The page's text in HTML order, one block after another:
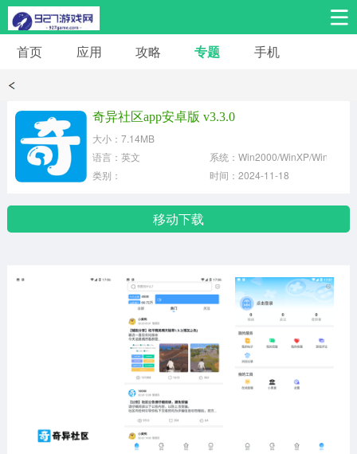
安卓手游 安卓应用
桌游棋牌
动作射击 益智休闲
首页 应用 攻略 专题 手机
奇异社区app安卓版 v3.3.0
大小：7.14MB
语言：英文
系统：Win2000/WinXP/Win2003
类别：
时间：2024-11-18
移动下载